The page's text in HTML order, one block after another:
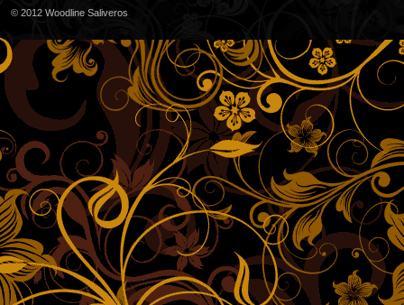
© 2012 Woodline Saliveros